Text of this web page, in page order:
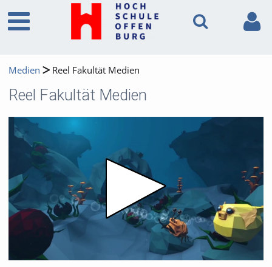
Medien Reel Fakultät Medien
Reel Fakultät Medien